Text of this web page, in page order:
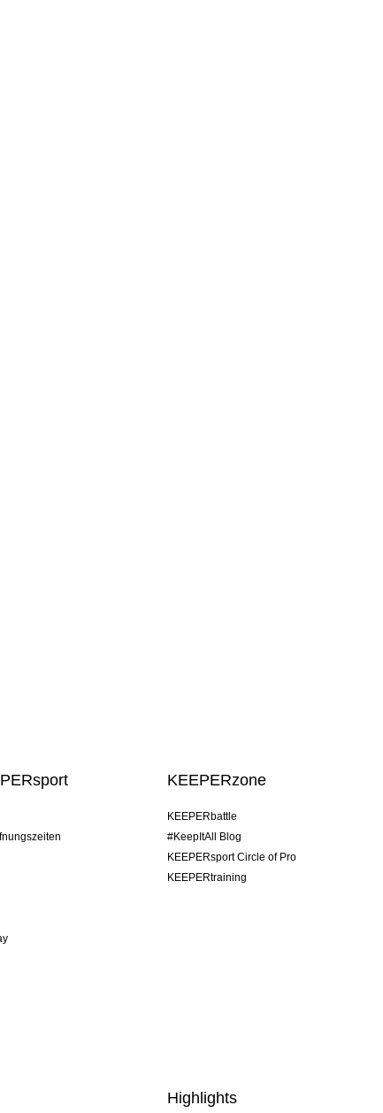
KEEPERzone
KEEPERbattle
#KeepItAll Blog
KEEPERsport Circle of Pro
KEEPERtraining
Highlights